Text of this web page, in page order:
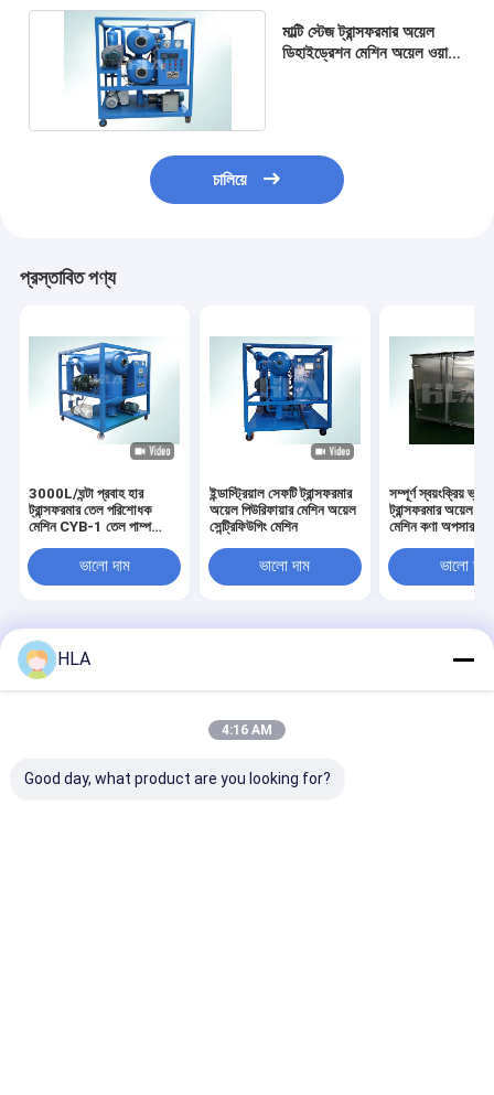
মাল্টি স্টেজ ট্রান্সফরমার অয়েল
ডিহাইড্রেশন মেশিন অয়েল ওয়াটার
চালিয়ে
প্রস্তাবিত পণ্য
3000L/ঘন্টা প্রবাহ হার
ট্রান্সফরমার তেল পরিশোধক
মেশিন CYB-1 তেল পাম্প
ভালো দাম
ইন্ডাস্ট্রিয়াল সেফটি ট্রান্সফরমার
অয়েল পিউরিফায়ার মেশিন অয়েল
সেন্ট্রিফিউগিং মেশিন
ভালো দাম
সম্পূর্ণ স্বয়ংক্রিয়
ট্রান্সফরমার অয়েল
মেশিন কণা অপসারণ
ভালো দাম
বাড়ি
সাইট ম্যাপ
Privacy Policy
চীন কারখানা.Copyright © 2025 Chongqing
HLA Mechanical Equipment Co., Ltd.. All Rights Reserved.
HLA
4:16 AM
Good day, what product are you looking for?